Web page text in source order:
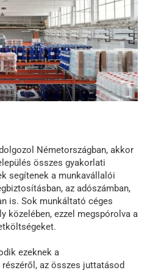
Németországban, akkor
összes gyakorlati
segítenek a munkavállalói
az adószámban,
is. Sok munkáltató céges
közelében, ezzel megspórolva a
ezeknek a
az összes juttatásod